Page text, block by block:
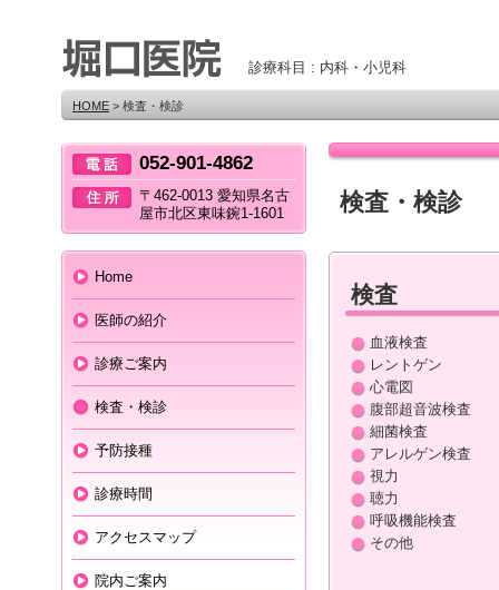
診療科目 : 内科・小児科
HOME > 検査・検診
検査・検診
検査
血液検査
レントゲン
心電図
腹部超音波検査
細菌検査
アレルゲン検査
視力
聴力
呼吸機能検査
その他
052-901-4862
〒462-0013 愛知県名古
屋市北区東味鋺1-1601
Home
医師の紹介
診療ご案内
検査・検診
予防接種
診療時間
アクセスマップ
院内ご案内